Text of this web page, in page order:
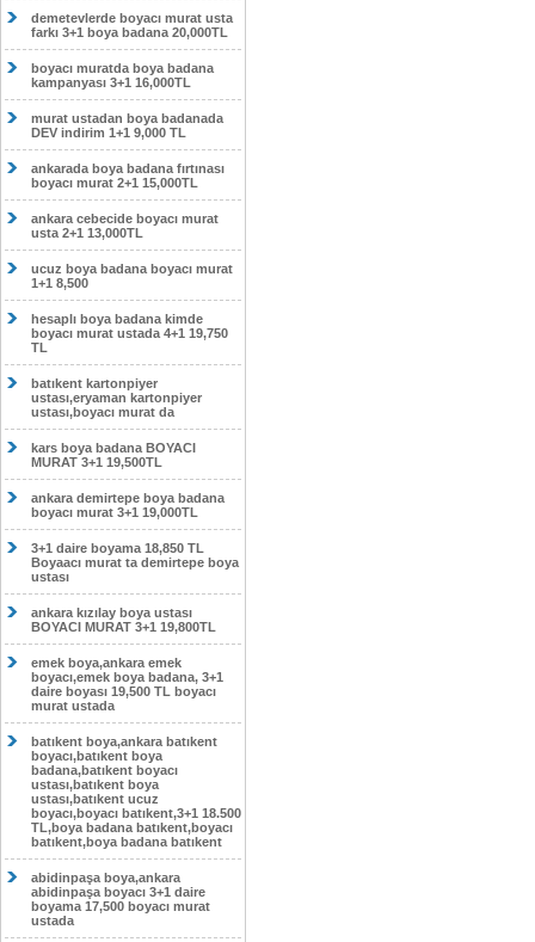
demetevlerde boyacı murat usta
farkı 3+1 boya badana 20,000TL
boyacı muratda boya badana
kampanyası 3+1 16,000TL
murat ustadan boya badanada
DEV indirim 1+1 9,000 TL
ankarada boya badana fırtınası
boyacı murat 2+1 15,000TL
ankara cebecide boyacı murat
usta 2+1 13,000TL
ucuz boya badana boyacı murat
1+1 8,500
hesaplı boya badana kimde
boyacı murat ustada 4+1 19,750
TL
batıkent kartonpiyer
ustası,eryaman kartonpiyer
ustası,boyacı murat da
kars boya badana BOYACI
MURAT 3+1 19,500TL
ankara demirtepe boya badana
boyacı murat 3+1 19,000TL
3+1 daire boyama 18,850 TL
Boyaacı murat ta demirtepe boya
ustası
ankara kızılay boya ustası
BOYACI MURAT 3+1 19,800TL
emek boya,ankara emek
boyacı,emek boya badana, 3+1
daire boyası 19,500 TL boyacı
murat ustada
batıkent boya,ankara batıkent
boyacı,batıkent boya
badana,batıkent boyacı
ustası,batıkent boya
ustası,batıkent ucuz
boyacı,boyacı batıkent,3+1 18.500
TL,boya badana batıkent,boyacı
batıkent,boya badana batıkent
abidinpaşa boya,ankara
abidinpaşa boyacı 3+1 daire
boyama 17,500 boyacı murat
ustada